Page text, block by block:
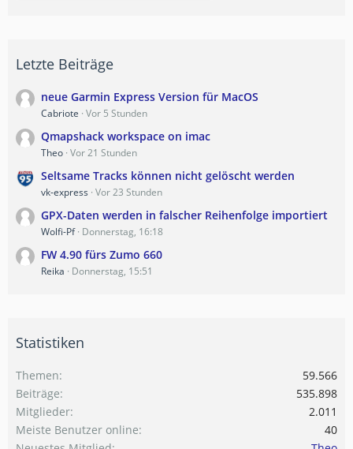
Letzte Beiträge
neue Garmin Express Version für MacOS
Cabriote Vor 5 Stunden
Qmapshack workspace on imac
Theo Vor 21 Stunden
Seltsame Tracks können nicht gelöscht werden
vk-express Vor 23 Stunden
GPX-Daten werden in falscher Reihenfolge importiert
Wolfi-Pf Donnerstag, 16:18
FW 4.90 fürs Zumo 660
Reika Donnerstag, 15:51
Statistiken
Themen
59.566
Beiträge
535.898
Mitglieder
2.011
Meiste Benutzer online
40